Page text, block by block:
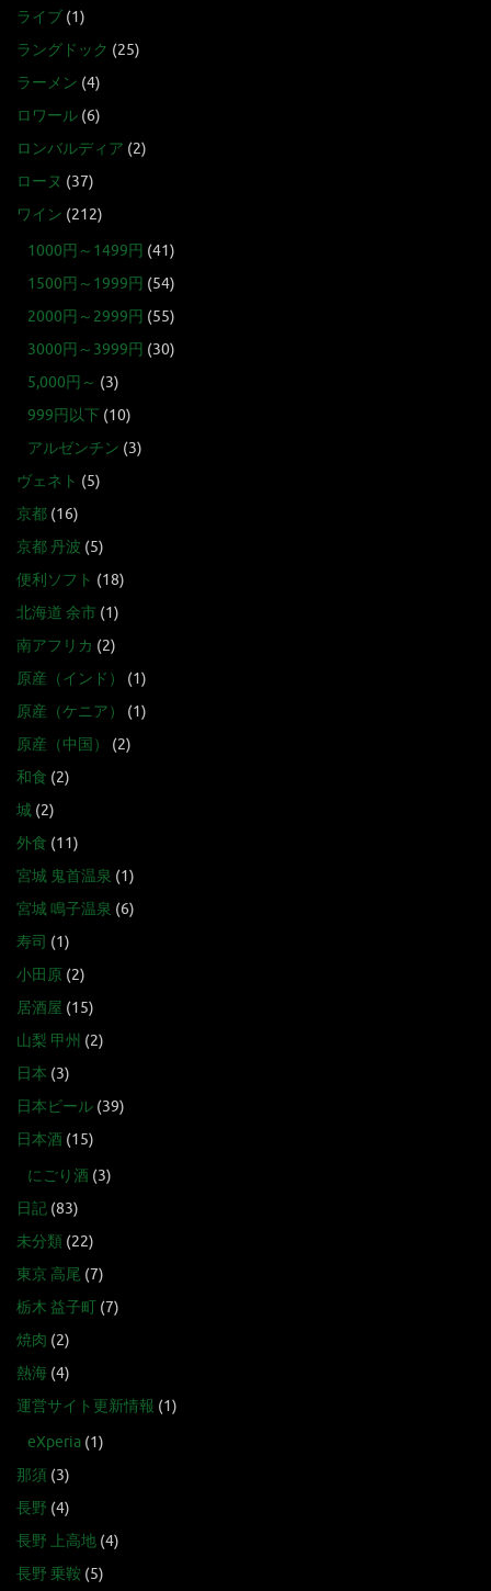
ライブ (1)
ラングドック (25)
ラーメン (4)
ロワール (6)
ロンバルディア (2)
ローヌ (37)
ワイン (212)
1000円～1499円 (41)
1500円～1999円 (54)
2000円～2999円 (55)
3000円～3999円 (30)
5,000円～ (3)
999円以下 (10)
アルゼンチン (3)
ヴェネト (5)
京都 (16)
京都 丹波 (5)
便利ソフト (18)
北海道 余市 (1)
南アフリカ (2)
原産（インド）
(1)
原産（ケニア）
(1)
原産（中国）
(2)
和食 (2)
城 (2)
外食 (11)
宮城 鬼首温泉 (1)
宮城 鳴子温泉 (6)
寿司 (1)
小田原 (2)
居酒屋 (15)
山梨 甲州 (2)
日本 (3)
日本ビール (39)
日本酒 (15)
にごり酒 (3)
日記 (83)
未分類 (22)
東京 高尾 (7)
栃木 益子町 (7)
焼肉 (2)
熱海 (4)
運営サイト更新情報 (1)
eXperia (1)
那須 (3)
長野 (4)
長野 上高地 (4)
長野 乗鞍 (5)